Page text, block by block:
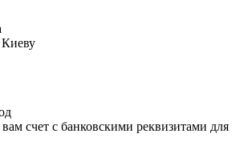
Киеву
счет с банковскими реквизитами для